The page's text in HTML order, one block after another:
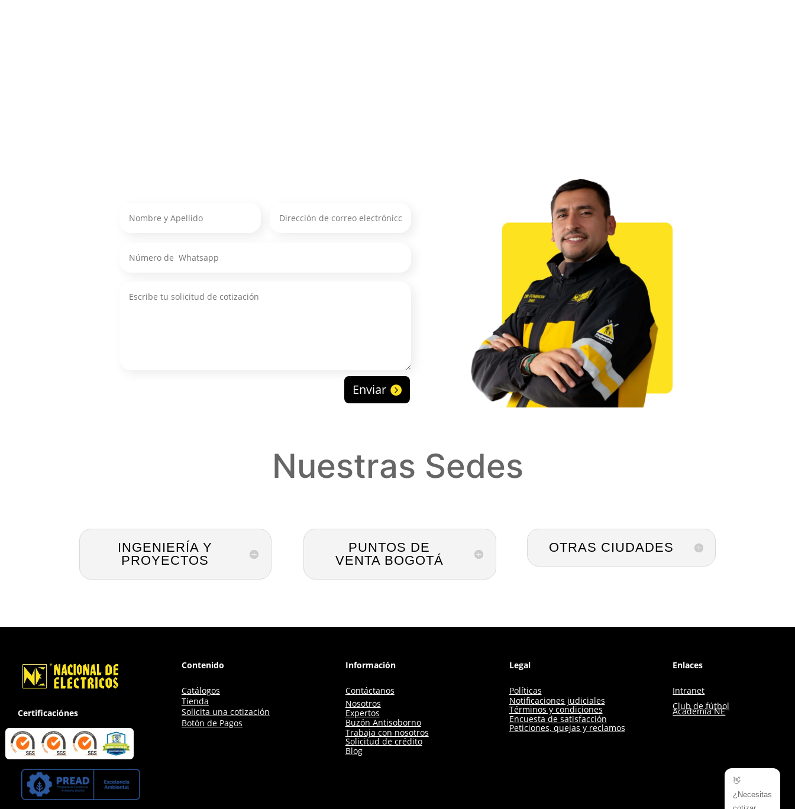
Enviar
Nuestras Sedes
INGENIERÍA Y
PROYECTOS
PUNTOS DE
VENTA BOGOTÁ
OTRAS CIUDADES
Certificaciónes
Contenido
Catálogos
Tienda
Solicita una cotización
Botón de Pagos
Información
Contáctanos
Nosotros
Expertos
Buzón Antisoborno
Trabaja con nosotros
Solicitud de crédito
Blog
Legal
Políticas
Notificaciones judiciales
Términos y condiciones
Encuesta de satisfacción
Peticiones, quejas y reclamos
Enlaces
Intranet
Club de fútbol
Academia NE
👋
¿Necesitas